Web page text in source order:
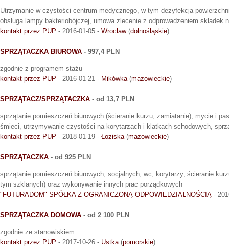
Utrzymanie w czystości centrum medycznego, w tym dezyfekcja
obsługa lampy bakteriobójczej, umowa zlecenie z odprowadzeniem składek
kontakt przez PUP - 2016-01-05 - Wrocław(dolnośląskie)
SPRZĄTACZKA BIUROWA - 997,4 PLN
zgodnie z programem stażu
kontakt przez PUP - 2016-01-21 - Mikówka(mazowieckie)
SPRZĄTACZ/SPRZĄTACZKA - od 13,7 PLN
sprzątanie pomieszczeń biurowych (ścieranie kurzu, zamiatanie), mycie i
śmieci, utrzymywanie czystości na korytarzach i klatkach schodowych,
kontakt przez PUP - 2018-01-19 - Łoziska(mazowieckie)
SPRZĄTACZKA - od 925 PLN
sprzątanie pomieszczeń biurowych, socjalnych, wc, korytarzy, ścieranie
tym szklanych) oraz wykonywanie innych prac porządkowych
"FUTURADOM" SPÓŁKA Z OGRANICZONĄ ODPOWIEDZIALNOŚCIĄ -
SPRZĄTACZKA DOMOWA - od 2 100 PLN
zgodnie ze stanowiskiem
kontakt przez PUP - 2017-10-26 - Ustka(pomorskie)